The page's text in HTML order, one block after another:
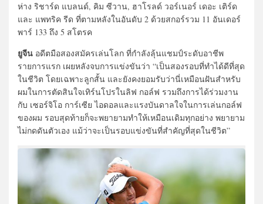
ห่าง ริชาร์ด แบลนด์, คิม ซีวาน, ฮาโรลด์ วอร์เนอร์ เดอะ เติร์ด
และ แพทริค รีด ที่ตามหลังในอันดับ 2 ด้วยสกอร์รวม 11 อันเดอร์
พาร์ 133 ถึง 5 สโตรค
ยูจีน อดีตมือสองสมัครเล่นโลก ที่กำลังลุ้นแชมป์ระดับอาชีพ
รายการแรก เผยหลังจบการแข่งขันว่า “เป็นสองรอบที่ทำได้ดีที่สุด
ในชีวิต โดยเฉพาะลูกสั้น และยังคงยอมรับว่านี่เหมือนฝันสำหรับ
ผมในการตัดสินใจเทิร์นโปรในลิฟ กอล์ฟ รวมถึงการได้ร่วมงาน
กับ เซอร์จิโอ การ์เซีย ไอดอลและแรงบันดาลใจในการเล่นกอล์ฟ
ของผม รอบสุดท้ายก็จะพยายามทำให้เหมือนเดิมทุกอย่าง พยายาม
ไม่กดดันตัวเอง แม้ว่าจะเป็นรอบแข่งขันที่สำคัญที่สุดในชีวิต”